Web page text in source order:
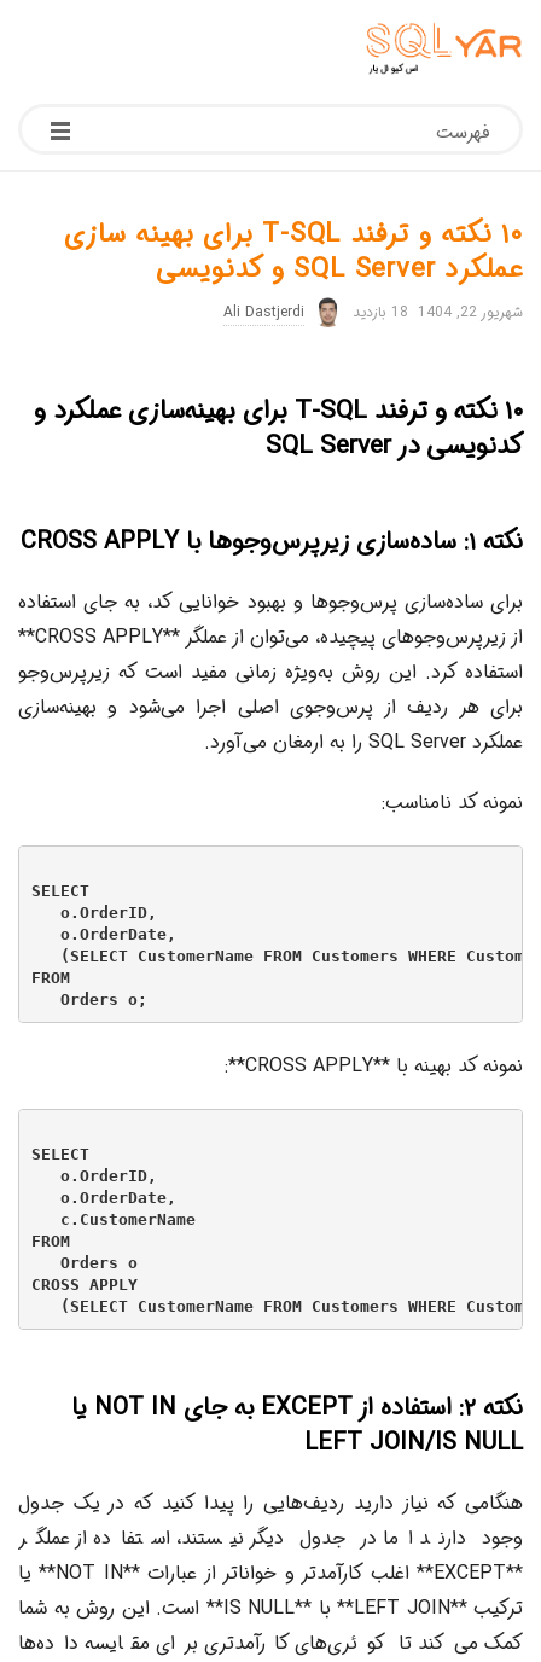
فهرست
۱۰ نکته و ترفند T-SQL برای بهینه سازی
عملکرد SQL Server و کدنویسی
شهریور 22, 1404 18 بازدید Ali Dastjerdi
۱۰ نکته و ترفند T-SQL برای بهینه‌سازی عملکرد و
کدنویسی در SQL Server
نکته ۱: ساده‌سازی زیرپرس‌وجوها با CROSS APPLY
برای ساده‌سازی پرس‌وجوها و بهبود خوانایی کد، به جای استفاده
از زیرپرس‌وجوهای پیچیده، می‌توان از عملگر **CROSS APPLY**
استفاده کرد. این روش به‌ویژه زمانی مفید است که زیرپرس‌وجو
برای هر ردیف از پرس‌وجوی اصلی اجرا می‌شود و بهینه‌سازی
عملکرد SQL Server را به ارمغان می‌آورد.
نمونه کد نامناسب:
SELECT
   o.OrderID,
   o.OrderDate,
(SELECT CustomerName FROM Customers WHERE
FROM
نمونه کد بهینه با **CROSS APPLY**:
SELECT
   o.OrderID,
   o.OrderDate,
   c.CustomerName
FROM
   Orders o
CROSS APPLY
نکته ۲: استفاده از EXCEPT به جای NOT IN یا
LEFT JOIN/IS NULL
هنگامی که نیاز دارید ردیف‌هایی را پیدا کنید که در یک جدول
وجود دارند اما در جدول دیگر نیستند، استفاده از عملگر
**EXCEPT** اغلب کارآمدتر و خواناتر از عبارات **NOT IN** یا
ترکیب **LEFT JOIN** با **IS NULL** است. این روش به شما
کمک می‌کند تا کوئری‌های کارآمدتری برای مقایسه داده‌ها